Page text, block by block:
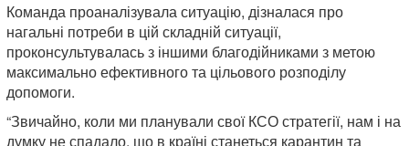
Команда проаналізувала ситуацію, дізналася про
нагальні потреби в цій складній ситуації,
проконсультувалась з іншими благодійниками з метою
максимально ефективного та цільового розподілу
допомоги.
“Звичайно, коли ми планували свої КСО стратегії, нам і на
думку не спадало, що в країні станеться карантин та